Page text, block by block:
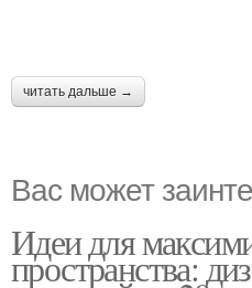
читать дальше →
Вас может
Идеи для
пространства: